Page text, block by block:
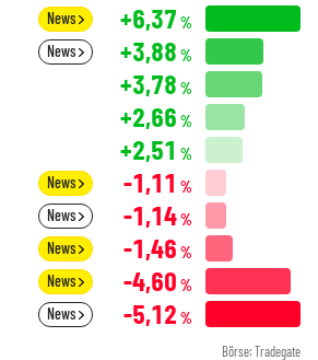
News +6,37 %
News +3,88 %
+3,78 %
+2,66 %
+2,51 %
News -1,11 %
News -1,14%
News -1,46 %
News -4,60 %
News -5,12 %
Börse: Tradegate